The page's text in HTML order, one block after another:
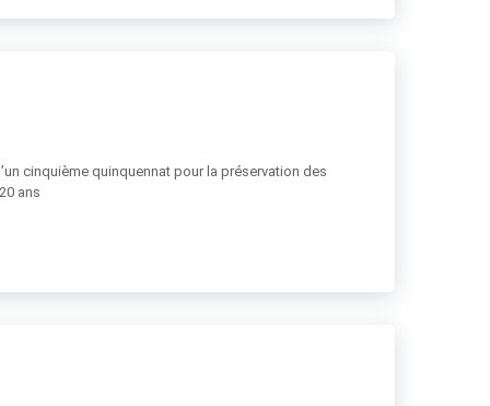
cinquième quinquennat pour la préservation des
ans